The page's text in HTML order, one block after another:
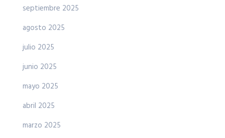
septiembre 2025
agosto 2025
julio 2025
junio 2025
mayo 2025
abril 2025
marzo 2025